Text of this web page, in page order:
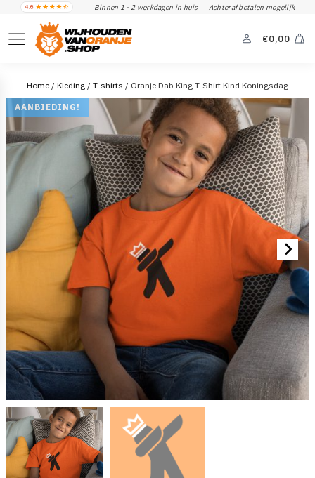
Binnen 1 - 2 werkdagen in huis Achteraf betalen mogelijk
€0,00
Home / Kleding / T-shirts / Oranje Dab King T-Shirt Kind Koningsdag
AANBIEDING!